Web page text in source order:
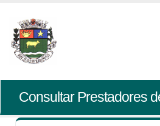
Consultar Prestadores